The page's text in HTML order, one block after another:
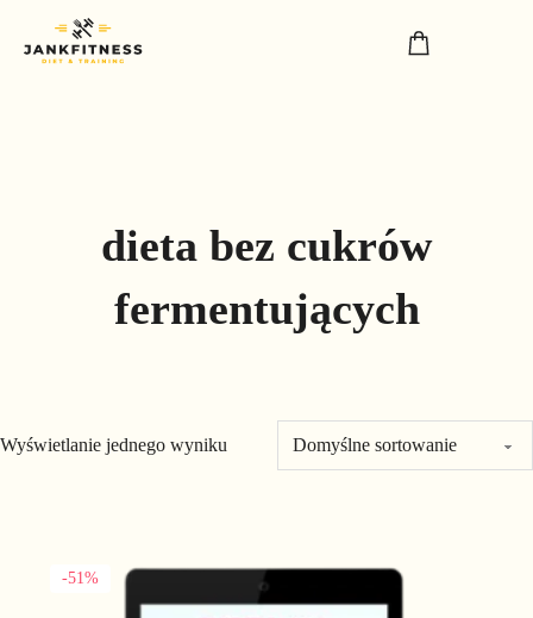
dieta bez cukrów
fermentujących
Wyświetlanie jednego wyniku
-51%